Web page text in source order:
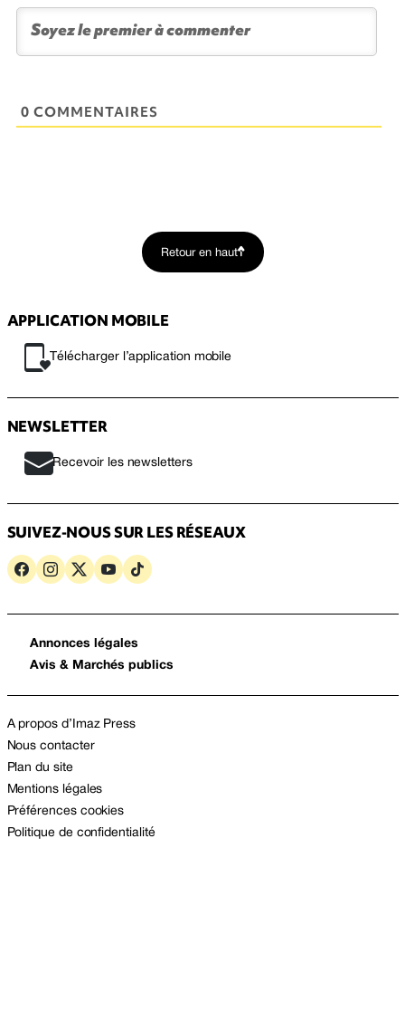
0 COMMENTAIRES
Retour en haut
APPLICATION MOBILE
Télécharger l’application mobile
NEWSLETTER
Recevoir les newsletters
SUIVEZ-NOUS SUR LES RÉSEAUX
Annonces légales
Avis & Marchés publics
A propos d’Imaz Press
Nous contacter
Plan du site
Mentions légales
Préférences cookies
Politique de confidentialité